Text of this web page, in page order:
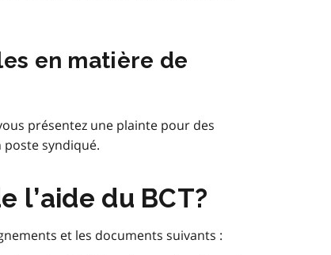
en matière de
présentez une plainte pour des
syndiqué.
l’aide du BCT?
et les documents suivants :